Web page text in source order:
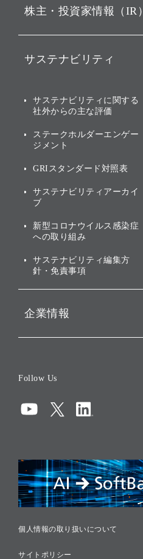
戦略
バリュー
ソフトバンクグループの歩
[AI] What dreams are made
ソフトバンク・ビジョン・
その他
グループ企業一覧
株主・投資家情報（IR）
IRカレンダー
業績・財務
アニュアルレポート
株主・投資家情報（IR）に
サステナビリティ
トップメッセージ
サステナビリティの考え方
ガバナンス
投資先のサステナビリティ
サステナビリティに関する
社外からの主な評価
ステークホルダーエンゲー
ジメント
GRIスタンダード対照表
サステナビリティアーカイ
ブ
新型コロナウイルス感染症
への取り組み
サステナビリティ編集方
針・免責事項
企業情報
コンプライアンス
リスクマネジメント
税務に対する取り組み
採用情報
Follow Us
個人情報の取り扱いについて
サイトポリシー